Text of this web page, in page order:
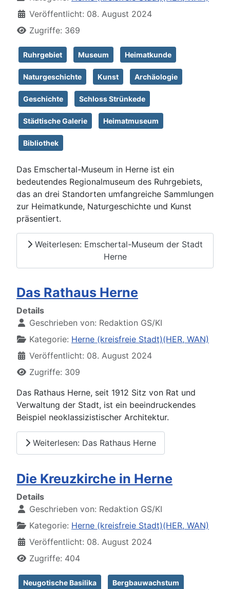
Veröffentlicht: 08. August 2024
Zugriffe: 369
Ruhrgebiet Museum Heimatkunde
Naturgeschichte Kunst Archäologie
Geschichte Schloss Strünkede
Städtische Galerie Heimatmuseum
Bibliothek
Das Emschertal-Museum in Herne ist ein
bedeutendes Regionalmuseum des Ruhrgebiets,
das an drei Standorten umfangreiche Sammlungen
zur Heimatkunde, Naturgeschichte und Kunst
präsentiert.
Weiterlesen: Emschertal-Museum der Stadt
Herne
Das Rathaus Herne
Details
Geschrieben von: Redaktion GS/KI
Kategorie: Herne (kreisfreie Stadt)(HER, WAN)
Veröffentlicht: 08. August 2024
Zugriffe: 309
Das Rathaus Herne, seit 1912 Sitz von Rat und
Verwaltung der Stadt, ist ein beeindruckendes
Beispiel neoklassizistischer Architektur.
Weiterlesen: Das Rathaus Herne
Die Kreuzkirche in Herne
Details
Geschrieben von: Redaktion GS/KI
Kategorie: Herne (kreisfreie Stadt)(HER, WAN)
Veröffentlicht: 08. August 2024
Zugriffe: 404
Neugotische Basilika Bergbauwachstum